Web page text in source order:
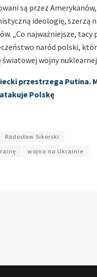
są przez Amerykanów,
ideologię, szerzą
„Co najważniejsze, tacy
naród polski,
wojny
przestrzega Putina.
Polskę
Radosław Sikorski
wojna na Ukrainie